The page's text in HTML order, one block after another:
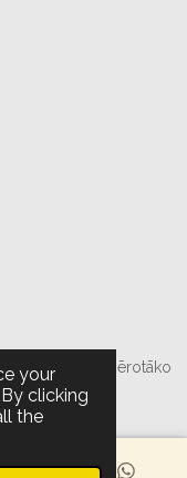
your
clicking
the
Jums piemērotāko